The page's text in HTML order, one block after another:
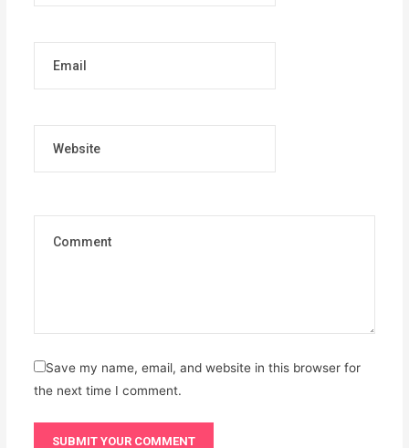
Save my name, email, and website in this browser for
the next time I comment.